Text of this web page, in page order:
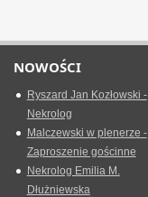
NOWOŚCI
Ryszard Jan Kozłowski -
Nekrolog
Malczewski w plenerze -
Zaproszenie gościnne
Nekrolog Emilia M.
Dłużniewska